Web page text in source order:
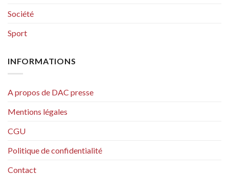
Société
Sport
INFORMATIONS
A propos de DAC presse
Mentions légales
CGU
Politique de confidentialité
Contact